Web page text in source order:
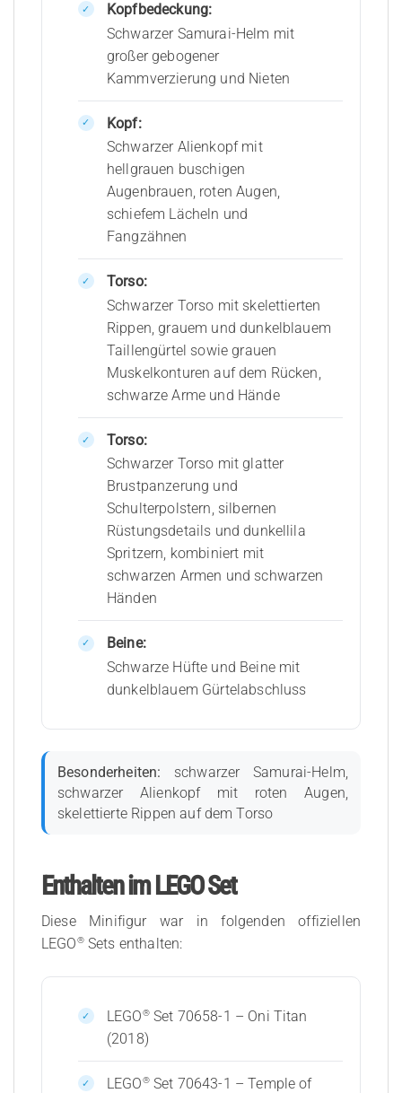
Kopfbedeckung:
Schwarzer Samurai-Helm mit
großer gebogener
Kammverzierung und Nieten
Kopf:
Schwarzer Alienkopf mit
hellgrauen buschigen
Augenbrauen, roten Augen,
schiefem Lächeln und
Fangzähnen
Torso:
Schwarzer Torso mit skelettierten
Rippen, grauem und dunkelblauem
Taillengürtel sowie grauen
Muskelkonturen auf dem Rücken,
schwarze Arme und Hände
Torso:
Schwarzer Torso mit glatter
Brustpanzerung und
Schulterpolstern, silbernen
Rüstungsdetails und dunkellila
Spritzern, kombiniert mit
schwarzen Armen und schwarzen
Händen
Beine:
Schwarze Hüfte und Beine mit
dunkelblauem Gürtelabschluss
Besonderheiten: schwarzer Samurai-Helm,
schwarzer Alienkopf mit roten Augen,
skelettierte Rippen auf dem Torso
Enthalten im LEGO Set
Diese Minifigur war in folgenden offiziellen
LEGO®Sets enthalten:
LEGO®Set 70658-1 – Oni Titan
(2018)
LEGO®Set 70643-1 – Temple of